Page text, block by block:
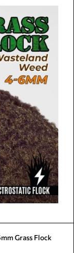
Grass Flock